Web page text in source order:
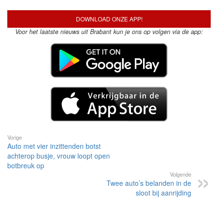
DOWNLOAD ONZE APP!
Voor het laatste nieuws uit Brabant kun je ons op volgen via de app:
Vorige
Auto met vier inzittenden botst
achterop busje, vrouw loopt open
botbreuk op
Volgende
Twee auto’s belanden in de
sloot bij aanrijding